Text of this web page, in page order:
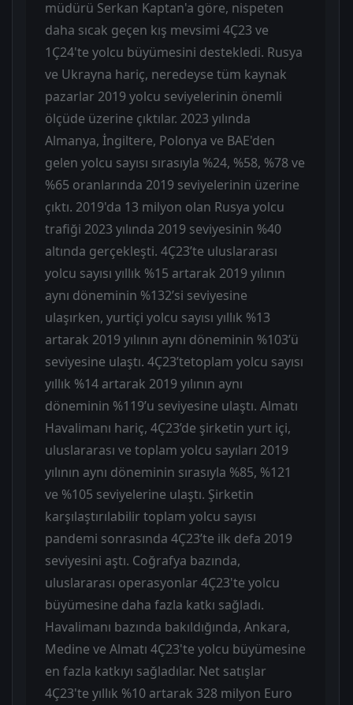
müdürü Serkan Kaptan'a göre, nispeten
daha sıcak geçen kış mevsimi 4Ç23 ve
1Ç24'te yolcu büyümesini destekledi. Rusya
ve Ukrayna hariç, neredeyse tüm kaynak
pazarlar 2019 yolcu seviyelerinin önemli
ölçüde üzerine çıktılar. 2023 yılında
Almanya, İngiltere, Polonya ve BAE'den
gelen yolcu sayısı sırasıyla %24, %58, %78 ve
%65 oranlarında 2019 seviyelerinin üzerine
çıktı. 2019'da 13 milyon olan Rusya yolcu
trafiği 2023 yılında 2019 seviyesinin %40
altında gerçekleşti. 4Ç23’te uluslararası
yolcu sayısı yıllık %15 artarak 2019 yılının
aynı döneminin %132’si seviyesine
ulaşırken, yurtiçi yolcu sayısı yıllık %13
artarak 2019 yılının aynı döneminin %103’ü
seviyesine ulaştı. 4Ç23’tetoplam yolcu sayısı
yıllık %14 artarak 2019 yılının aynı
döneminin %119’u seviyesine ulaştı. Almatı
Havalimanı hariç, 4Ç23’de şirketin yurt içi,
uluslararası ve toplam yolcu sayıları 2019
yılının aynı döneminin sırasıyla %85, %121
ve %105 seviyelerine ulaştı. Şirketin
karşılaştırılabilir toplam yolcu sayısı
pandemi sonrasında 4Ç23’te ilk defa 2019
seviyesini aştı. Coğrafya bazında,
uluslararası operasyonlar 4Ç23'te yolcu
büyümesine daha fazla katkı sağladı.
Havalimanı bazında bakıldığında, Ankara,
Medine ve Almatı 4Ç23'te yolcu büyümesine
en fazla katkıyı sağladılar. Net satışlar
4Ç23'te yıllık %10 artarak 328 milyon Euro